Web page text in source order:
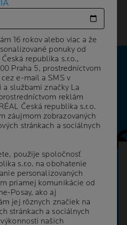
kozmetika… a to je len
Ďalší
S ALERGICKOU
pokožku pomocou
posilnite ochrannú
hydratačným
pokožku pri kontakte
alebo pracie
16 rokov alebo viac a že
ponuky od
republika s.r.o.,
Praha 5, prostredníctvom
e-mail a SMS v
službami značky La
reklám
Česká republika s.r.o.
záujmom zobrazovaných
stránkach a sociálnych
použije spoločnosť
s.r.o. na obohatenie
personalizovaných
priamej komunikácie od
Posay, ako aj
jej rôznych značiek na
stránkach a sociálnych
našich
16 rokov alebo viac a že
ponuky od
republika s.r.o.,
Praha 5, prostredníctvom
e-mail a SMS v
službami značky La
reklám
Česká republika s.r.o.
záujmom zobrazovaných
stránkach a sociálnych
použije spoločnosť
s.r.o. na obohatenie
personalizovaných
priamej komunikácie od
Posay, ako aj
jej rôznych značiek na
stránkach a sociálnych
našich